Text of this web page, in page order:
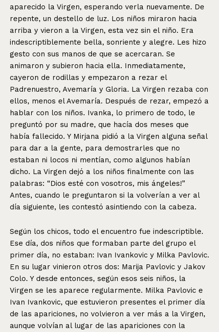
aparecido la Virgen, esperando verla nuevamente. De
repente, un destello de luz. Los niños miraron hacia
arriba y vieron a la Virgen, esta vez sin el niño. Era
indescriptiblemente bella, sonriente y alegre. Les hizo
gesto con sus manos de que se acercaran. Se
animaron y subieron hacia ella. Inmediatamente,
cayeron de rodillas y empezaron a rezar el
Padrenuestro, Avemaría y Gloria. La Virgen rezaba con
ellos, menos el Avemaría. Después de rezar, empezó a
hablar con los niños. Ivanka, lo primero de todo, le
preguntó por su madre, que hacía dos meses que
había fallecido. Y Mirjana pidió a la Virgen alguna señal
para dar a la gente, para demostrarles que no
estaban ni locos ni mentían, como algunos habían
dicho. La Virgen dejó a los niños finalmente con las
palabras: “Dios esté con vosotros, mis ángeles!”
Antes, cuando le preguntaron si la volverían a ver al
día siguiente, les contestó asintiendo con la cabeza.
Según los chicos, todo el encuentro fue indescriptible.
Ese día, dos niños que formaban parte del grupo el
primer día, no estaban: Ivan Ivankovic y Milka Pavlovic.
En su lugar vinieron otros dos: Marija Pavlovic y Jakov
Colo. Y desde entonces, según esos seis niños, la
Virgen se les aparece regularmente. Milka Pavlovic e
Ivan Ivankovic, que estuvieron presentes el primer día
de las apariciones, no volvieron a ver más a la Virgen,
aunque volvían al lugar de las apariciones con la